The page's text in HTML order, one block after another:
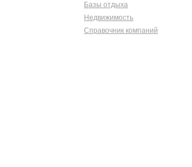
Базы отдыха
Недвижимость
Справочник компаний